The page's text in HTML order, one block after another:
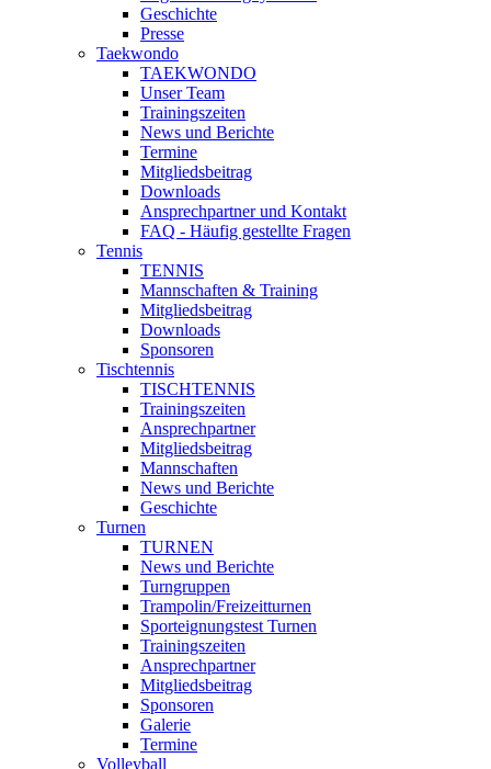
Geschichte
Presse
Taekwondo
TAEKWONDO
Unser Team
Trainingszeiten
News und Berichte
Termine
Mitgliedsbeitrag
Downloads
Ansprechpartner und Kontakt
FAQ - Häufig gestellte Fragen
Tennis
TENNIS
Mannschaften & Training
Mitgliedsbeitrag
Downloads
Sponsoren
Tischtennis
TISCHTENNIS
Trainingszeiten
Ansprechpartner
Mitgliedsbeitrag
Mannschaften
News und Berichte
Geschichte
Turnen
TURNEN
News und Berichte
Turngruppen
Trampolin/Freizeitturnen
Sporteignungstest Turnen
Trainingszeiten
Ansprechpartner
Mitgliedsbeitrag
Sponsoren
Galerie
Termine
Volleyball